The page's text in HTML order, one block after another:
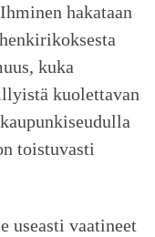
hakataan
kuka
kuolettavan
toistuvasti
useasti vaatineet